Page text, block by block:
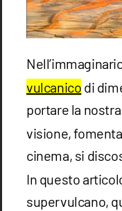
vulcanico di
portare la
visione,
cinema, si
In questo
supervulcano,